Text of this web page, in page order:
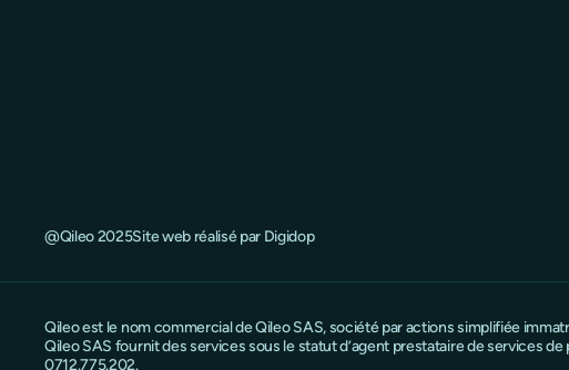
@Qileo 2025Site web réalisé par Digidop
Qileo est le nom commercial de Qileo SAS, société par actions simplifiée
Qileo SAS fournit des services sous le statut d’agent prestataire de services
0712.775.202.